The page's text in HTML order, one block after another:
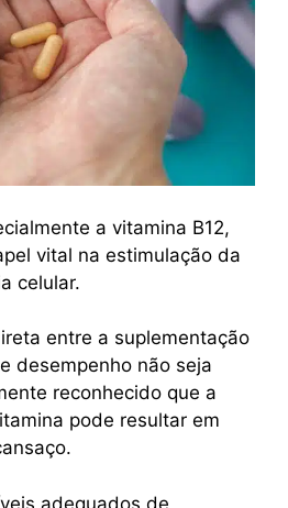
a vitamina B12,
vital na estimulação da
celular.
entre a suplementação
desempenho não seja
reconhecido que a
pode resultar em
adequados de